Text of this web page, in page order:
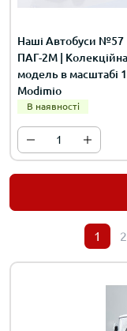
Наші Автобуси №57
ПАГ-2М | Колекційна
модель в масштабі
Modimio
В наявності
1 2